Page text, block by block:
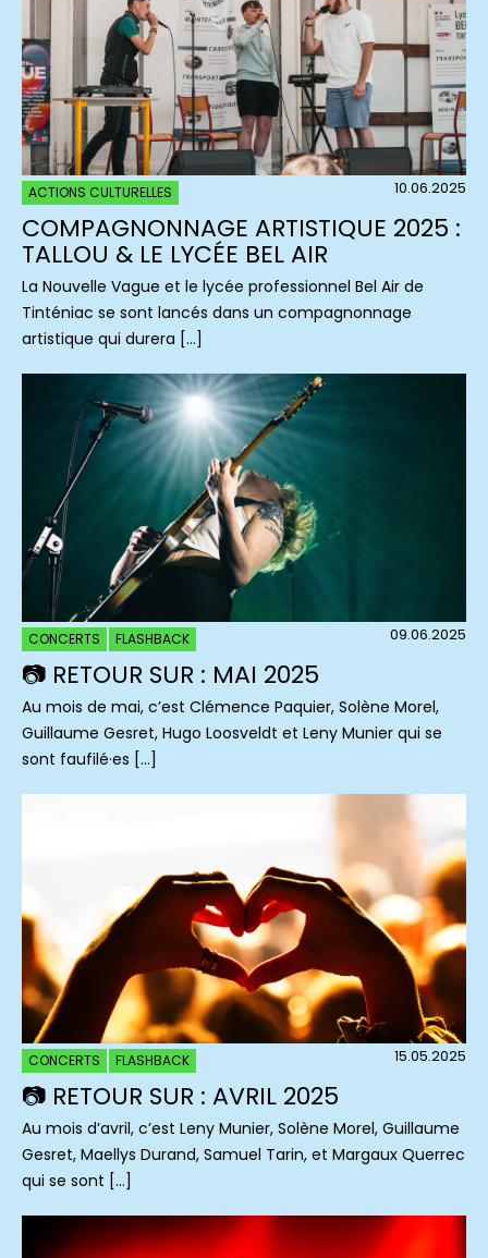
ACTIONS CULTURELLES 10.06.2025
COMPAGNONNAGE ARTISTIQUE 2025 :
TALLOU & LE LYCÉE BEL AIR
La Nouvelle Vague et le lycée professionnel Bel Air de
Tinténiac se sont lancés dans un compagnonnage
artistique qui durera […]
CONCERTS FLASHBACK 09.06.2025
📷 RETOUR SUR : MAI 2025
Au mois de mai, c’est Clémence Paquier, Solène Morel,
Guillaume Gesret, Hugo Loosveldt et Leny Munier qui se
sont faufilé·es […]
CONCERTS FLASHBACK 15.05.2025
📷 RETOUR SUR : AVRIL 2025
Au mois d’avril, c’est Leny Munier, Solène Morel, Guillaume
Gesret, Maellys Durand, Samuel Tarin, et Margaux Querrec
qui se sont […]